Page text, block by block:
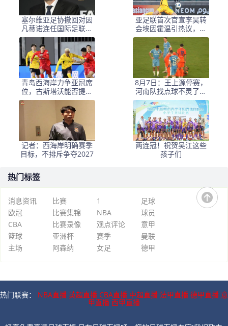
塞尔维亚足协撤回对因
凡蒂诺连任国际足联主
席的支持
亚足联首次官宣李昊转
会埃因霍温引热议，球
迷称之为假消息
青岛西海岸力争亚冠席
位，古斯塔沃能否提升
表现？
8月7日：王上源停赛，
河南队找点球不灵了，
马拉尼昂不会射门，郑
智剑指亚冠名额
记者：西海岸明确赛季
目标，不排斥争夺2027
两连冠！祝贺吴江这些
孩子们
热门标签
消息资讯 比赛 1
足球
欧冠
比赛集锦 NBA
球员
CBA
比赛录像 观点评论
意甲
篮球
亚洲杯 赛季
曼联
主场
阿森纳 女足 德甲
热门联赛： NBA直播 英超直播 CBA直播 中超直播 法甲直播 德甲直播 意
甲直播 西甲直播